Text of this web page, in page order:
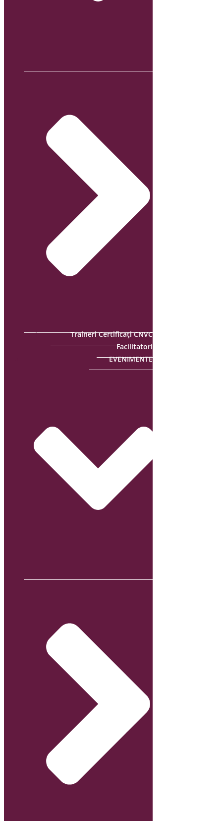
Traineri Certificați CNVC
Facilitatori
EVENIMENTE